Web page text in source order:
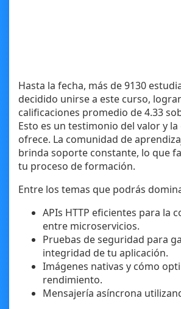
Hasta la fecha, más de 9130
decidido unirse a este curso,
calificaciones promedio de 4.33
Esto es un testimonio del valor y
ofrece. La comunidad de
brinda soporte constante, lo que
tu proceso de formación.
Entre los temas que podrás
APIs HTTP eficientes para la
entre microservicios.
Pruebas de seguridad para
integridad de tu aplicación.
Imágenes nativas y cómo
rendimiento.
Mensajería asíncrona